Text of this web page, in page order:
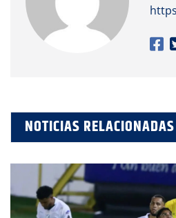
NOTICIAS RELACIONADAS